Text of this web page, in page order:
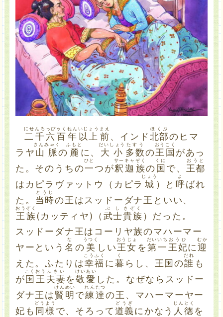
二千六百年
にせんろっぴゃくねん
以上
いじょう
前
まえ
、インド北部
ほくぶ
のヒマ
ラヤ山脈
さんみゃく
の 麓
ふもと
に、 大小
だいしょう
多数
たすう
の王国
おうこく
があっ
た。そのうちの一
ひと
つが釈迦
サーキャ
族
ぞく
の 国
くに
で、 王都
おうと
はカピラヴァットウ（カピラ 城
じょう
）と 呼
よ
ばれ
た。 当時
とうじ
の王はスッドーダナ王といい、
王族
おうぞく
(カッティヤ)（ 武士
ぶし
貴族
きぞく
）だった。
スッドーダナ王はコーリヤ族のマハーマー
ヤーという 名
な
の 美
うつく
しい王女
おうじょ
を第
だい
一
いち
王妃
おうひ
に迎
むか
えた。ふたりは幸福
こうふく
に暮
く
らし、王国の誰
だれ
も
が国王
こくおう
夫妻
ふさい
を敬愛
けいあい
した。なぜならスッドー
ダナ王は賢明
けんめい
で練達
れんたつ
の王、マハーマーヤー
妃も 同様
どうよう
で、そろって道義
どうぎ
にかなう 人徳
じんとく
を